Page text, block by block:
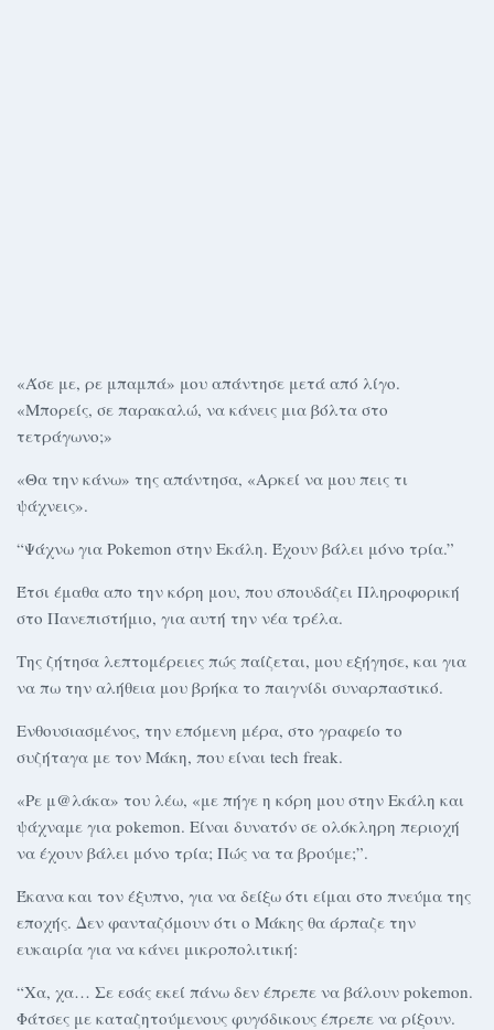
«Άσε με, ρε μπαμπά» μου απάντησε μετά από λίγο.
«Μπορείς, σε παρακαλώ, να κάνεις μια βόλτα στο
τετράγωνο;»
«Θα την κάνω» της απάντησα, «Αρκεί να μου πεις τι
ψάχνεις».
“Ψάχνω για Pokemon στην Εκάλη. Έχουν βάλει μόνο τρία.”
Έτσι έμαθα απο την κόρη μου, που σπουδάζει Πληροφορική
στο Πανεπιστήμιο, για αυτή την νέα τρέλα.
Της ζήτησα λεπτομέρειες πώς παίζεται, μου εξήγησε, και για
να πω την αλήθεια μου βρήκα το παιγνίδι συναρπαστικό.
Ενθουσιασμένος, την επόμενη μέρα, στο γραφείο το
συζήταγα με τον Μάκη, που είναι tech freak.
«Ρε μ@λάκα» του λέω, «με πήγε η κόρη μου στην Εκάλη και
ψάχναμε για pokemon. Είναι δυνατόν σε ολόκληρη περιοχή
να έχουν βάλει μόνο τρία; Πώς να τα βρούμε;”.
Έκανα και τον έξυπνο, για να δείξω ότι είμαι στο πνεύμα της
εποχής. Δεν φανταζόμουν ότι ο Μάκης θα άρπαζε την
ευκαιρία για να κάνει μικροπολιτική:
“Xα, χα… Σε εσάς εκεί πάνω δεν έπρεπε να βάλουν pokemon.
Φάτσες με καταζητούμενους φυγόδικους έπρεπε να ρίξουν.